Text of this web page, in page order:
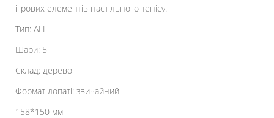
ігрових елементів настільного тенісу.
Тип: ALL
Шари: 5
Склад: дерево
Формат лопаті: звичайний
158*150 мм